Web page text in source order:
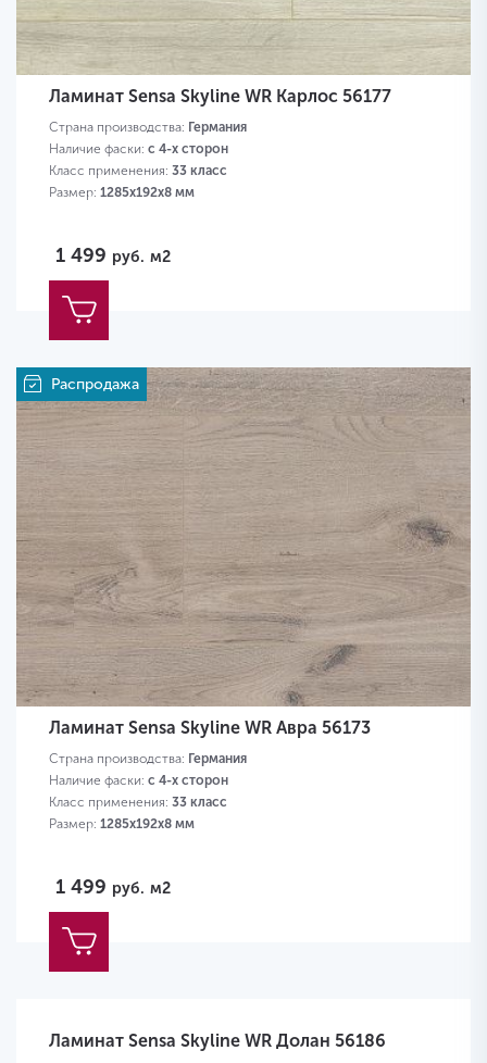
Ламинат Sensa Skyline WR Карлос 56177
Страна производства: Германия
Наличие фаски: с 4-х сторон
Класс применения: 33 класс
Размер: 1285х192х8 мм
1 499 руб. м2
Распродажа
Ламинат Sensa Skyline WR Авра 56173
Страна производства: Германия
Наличие фаски: с 4-х сторон
Класс применения: 33 класс
Размер: 1285х192х8 мм
1 499 руб. м2
Ламинат Sensa Skyline WR Долан 56186